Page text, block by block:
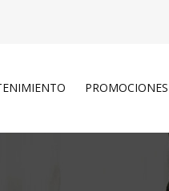
PROMOCIONES